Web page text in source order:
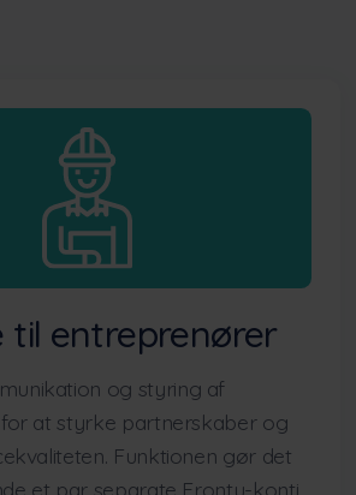
til entreprenører
og styring af
at styrke partnerskaber og
Funktionen gør det
et par separate Frontu-konti